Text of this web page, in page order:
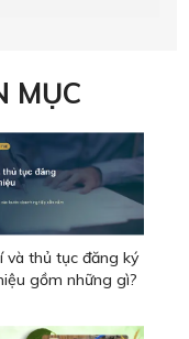
MỤC
và thủ tục đăng ký
gồm những gì?